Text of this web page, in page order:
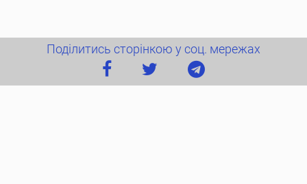
Поділитись сторінкою у соц. мережах